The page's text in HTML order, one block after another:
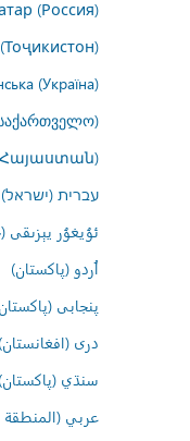
(Россия)
(Україна)
עברית (ישראל)
ئۇيغۇر
اُردو (پاکستان)
پنجابی
درى (افغانستان)
سنڌي (پاکستان)
عربي (المنطقة